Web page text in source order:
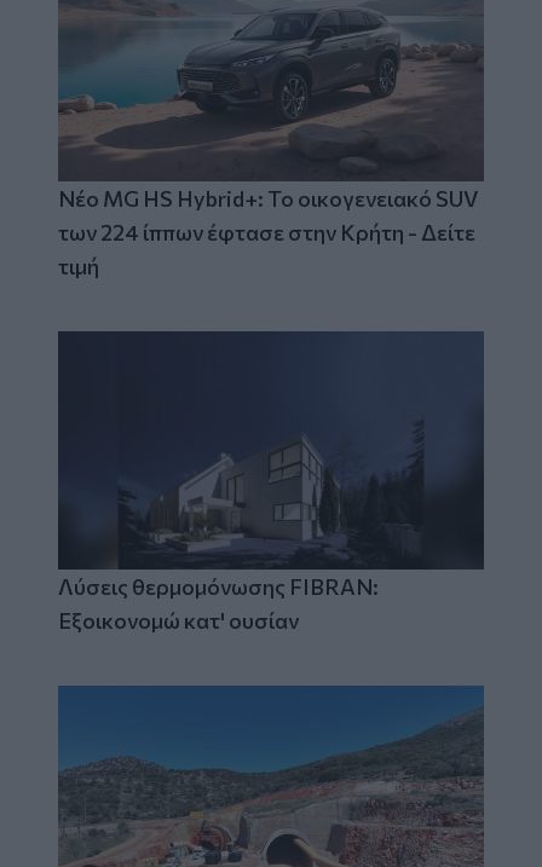
Νέο MG HS Hybrid+: Το οικογενειακό SUV
των 224 ίππων έφτασε στην Κρήτη - Δείτε
τιμή
Λύσεις θερμομόνωσης FIBRAN:
Εξοικονομώ κατ' ουσίαν